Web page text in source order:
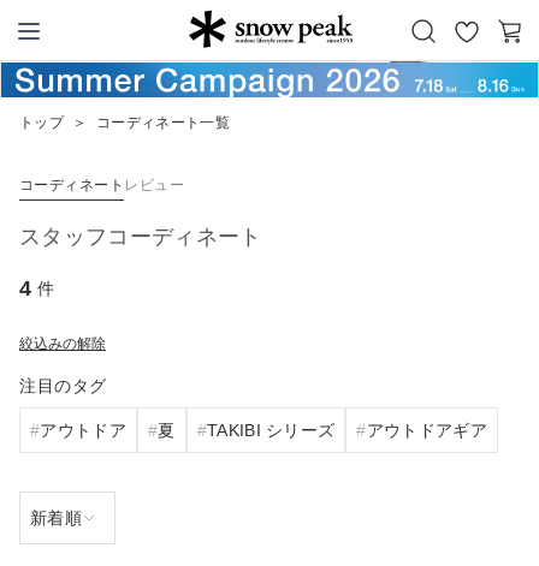
Snow Peak
お
気
カ
ー
トップ ＞ コーディネート一覧
コーディネート レビュー
スタッフコーディネート
4 件
絞込みの解除
注目のタグ
アウトドア 夏 TAKIBI シリーズ アウトドアギア